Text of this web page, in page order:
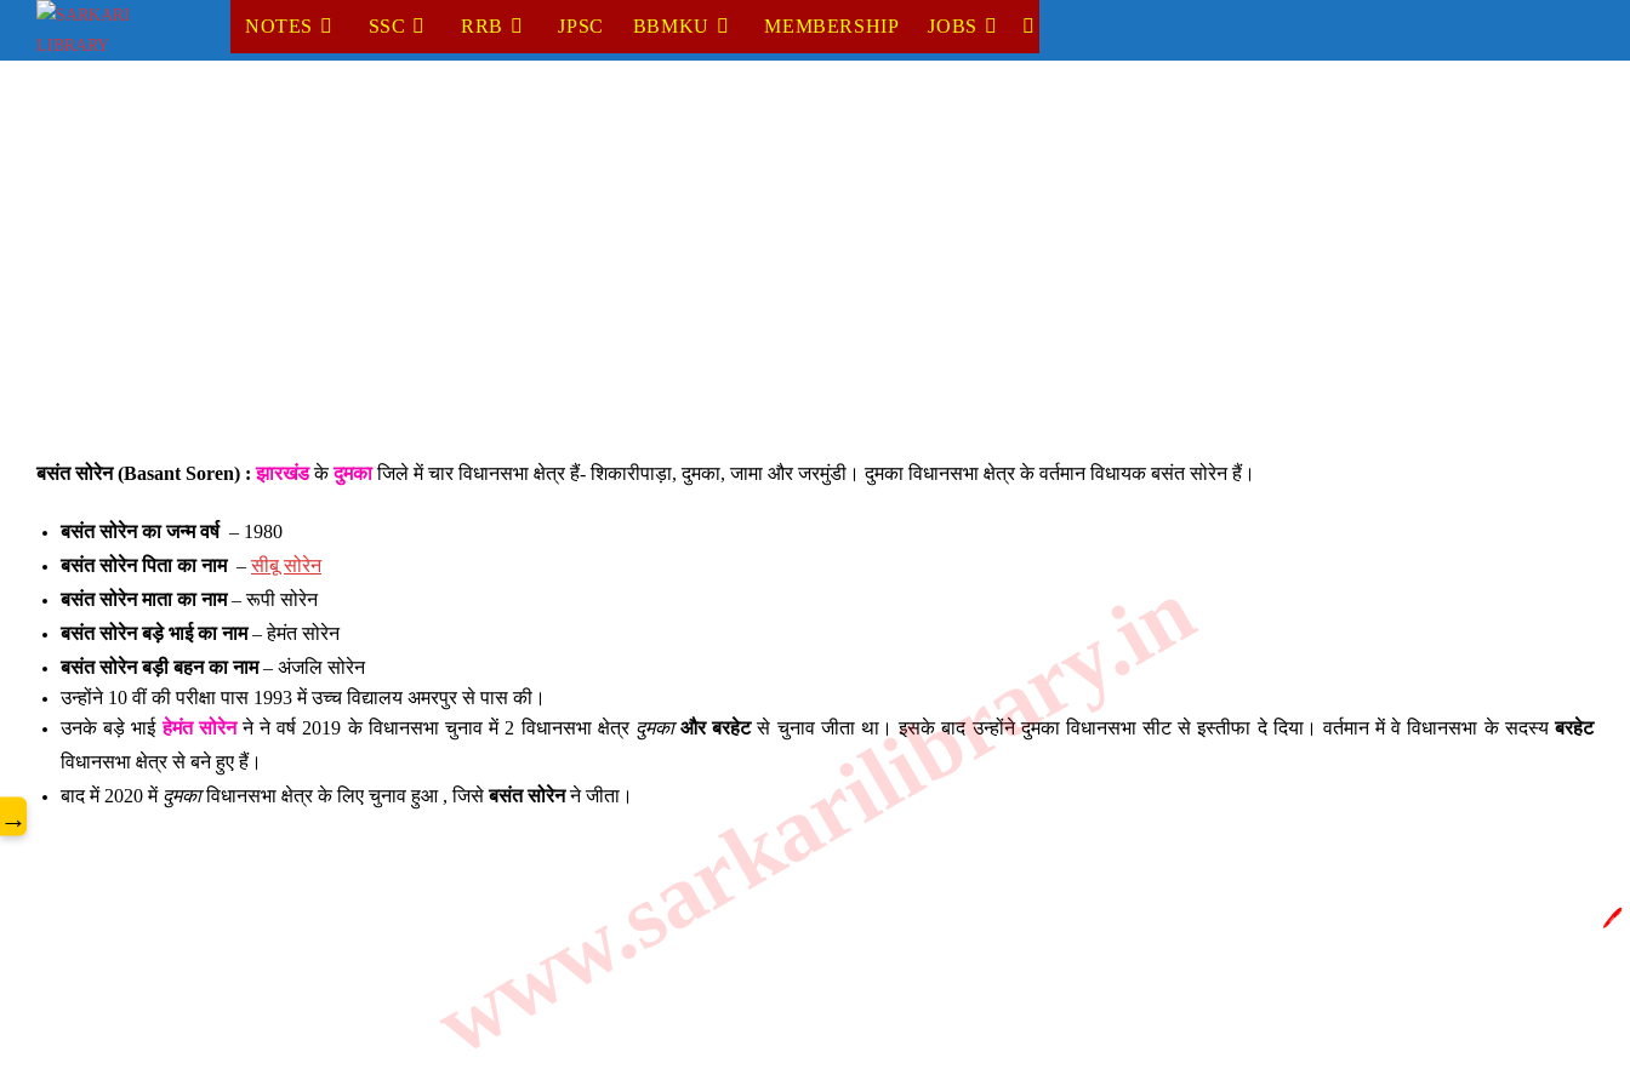
NOTES SSC RRB JPSC BBMKU MEMBERSHIP JOBS
बसंत सोरेन (Basant Soren) :झारखंडकेदुमकाजिले में चार विधानसभा क्षेत्र हैं- शिकारीपाड़ा, दुमका, जामा और जरमुंडी। दुमका विधानसभा क्षेत्र के वर्तमान विधायक बसंत सोरेन हैं।
बसंत सोरेन का जन्म वर्ष – 1980
बसंत सोरेन पिता का नाम –सीबू सोरेन
बसंत सोरेन माता का नाम– रूपी सोरेन
बसंत सोरेन बड़े भाई का नाम– हेमंत सोरेन
बसंत सोरेन बड़ी बहन का नाम– अंजलि सोरेन
उन्होंने 10 वीं की परीक्षा पास 1993 में उच्च विद्यालय अमरपुर से पास की।
उनके बड़े भाईहेमंत सोरेनने ने वर्ष 2019 के विधानसभा चुनाव में 2 विधानसभा क्षेत्र दुमकाऔर बरहेटसे चुनाव जीता था। इसके बाद उन्होंने दुमका विधानसभा सीट से इस्तीफा दे दिया। वर्तमान में वे विधानसभा के सदस्यबरहेट
विधानसभा क्षेत्र से बने हुए हैं।
बाद में 2020 में दुमकाविधानसभा क्षेत्र के लिए चुनाव हुआ , जिसेबसंत सोरेनने जीता।
www.sarkarilibrary.in
→
🖊️